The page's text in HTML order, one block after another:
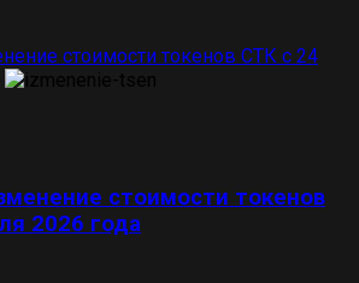
стоимости токенов СТК с 24
стоимости токенов
2026 года